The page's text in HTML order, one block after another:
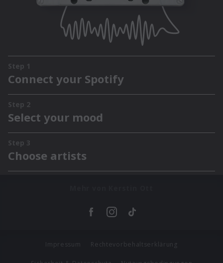
Impressum Rechtevorbehaltserklärung